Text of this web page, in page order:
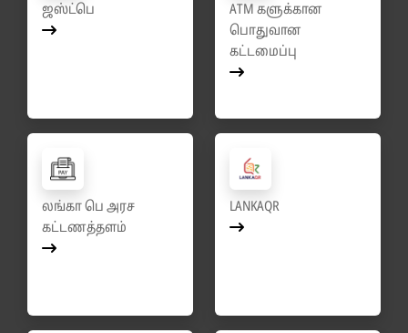
ஜஸ்ட்பெ
ATM களுக்கான
பொதுவான
கட்டமைப்பு
லங்கா பெ அரச
கட்டணத்தளம்
LANKAQR